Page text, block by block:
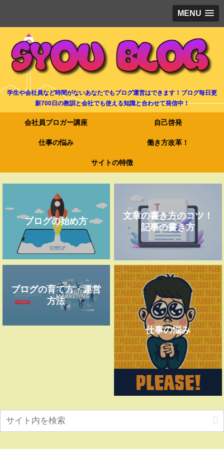
MENU
学生や会社員など時間がないあなたでもブログ運営はできます！ブログ毎日更
新700日の教訓と会社でも使える知識と合わせて発信中！
会社員ブロガー講座 自己啓発
仕事の悩み 働き方改革！
サイトの特徴
ブログの始め方
文章の書き方のコツ！
記事の書き方
ブログの育て方・運営
方法
仕事の悩み